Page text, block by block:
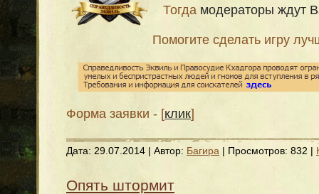
Тогда модераторы ждут
Помогите сделать игру
Форма заявки - [клик]
Дата: 29.07.2014 | Автор: Багира | Просмотров: 832 |
Опять штормит